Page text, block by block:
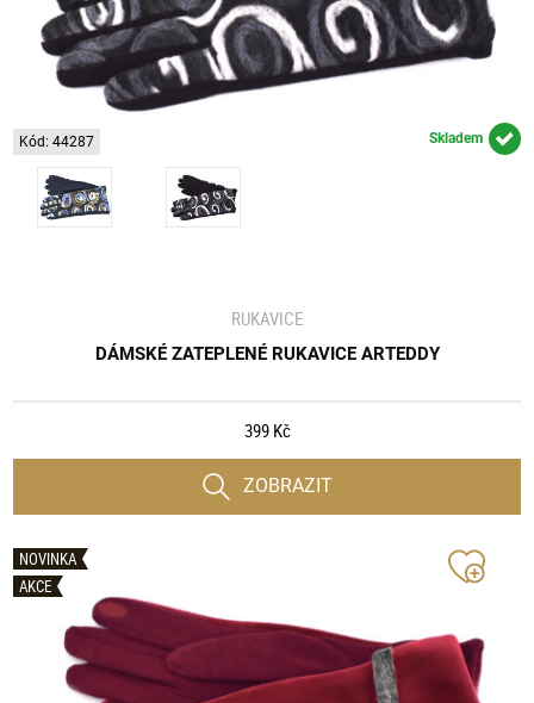
Kód: 44287 Skladem
RUKAVICE
DÁMSKÉ ZATEPLENÉ RUKAVICE ARTEDDY
399 Kč
ZOBRAZIT
NOVINKA
AKCE